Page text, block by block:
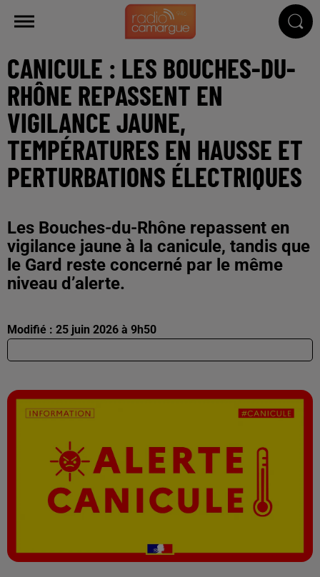
CANICULE : LES BOUCHES-DU-
RHÔNE REPASSENT EN
VIGILANCE JAUNE,
TEMPÉRATURES EN HAUSSE ET
PERTURBATIONS ÉLECTRIQUES
Les Bouches-du-Rhône repassent en
vigilance jaune à la canicule, tandis que
le Gard reste concerné par le même
niveau d’alerte.
Modifié : 25 juin 2026 à 9h50